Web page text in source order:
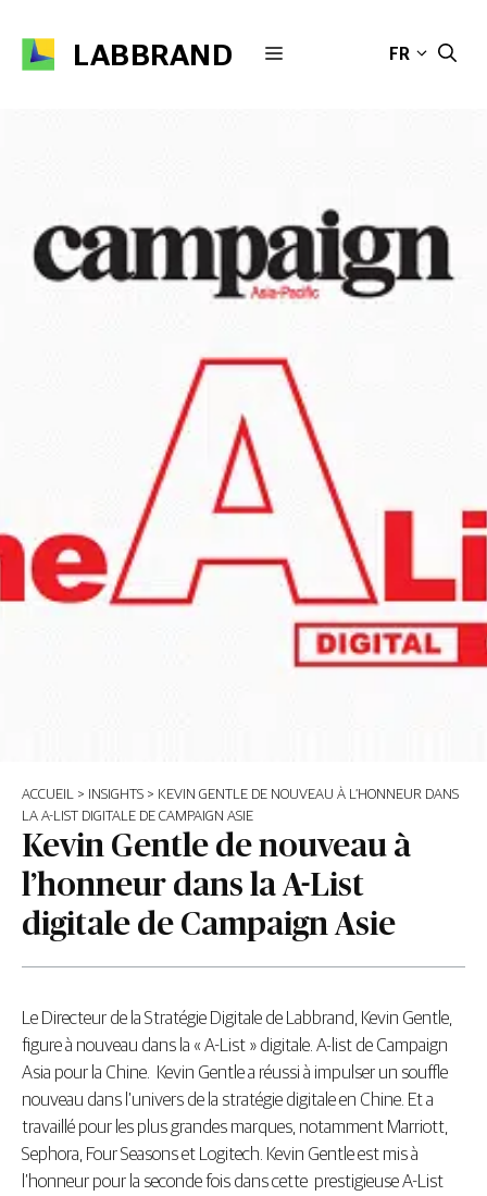
contenu
FR
LABBRAND MENU
ACCUEIL > INSIGHTS > KEVIN GENTLE DE NOUVEAU À L’HONNEUR DANS
LA A-LIST DIGITALE DE CAMPAIGN ASIE
Kevin Gentle de nouveau à
l’honneur dans la A-List
digitale de Campaign Asie
Le Directeur de la Stratégie Digitale de Labbrand, Kevin Gentle,
figure à nouveau dans la « A-List » digitale. A-list de Campaign
Asia pour la Chine. Kevin Gentle a réussi à impulser un souffle
nouveau dans l’univers de la stratégie digitale en Chine. Et a
travaillé pour les plus grandes marques, notamment Marriott,
Sephora, Four Seasons et Logitech. Kevin Gentle est mis à
l’honneur pour la seconde fois dans cette prestigieuse A-List